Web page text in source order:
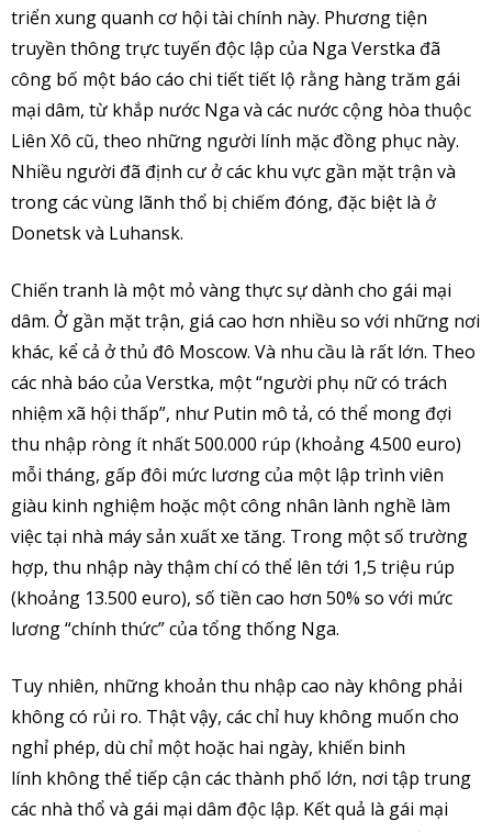
triển xung quanh cơ hội tài chính này. Phương tiện
truyền thông trực tuyến độc lập của Nga Verstka đã
công bố một báo cáo chi tiết tiết lộ rằng hàng trăm gái
mại dâm, từ khắp nước Nga và các nước cộng hòa thuộc
Liên Xô cũ, theo những người lính mặc đồng phục này.
Nhiều người đã định cư ở các khu vực gần mặt trận và
trong các vùng lãnh thổ bị chiếm đóng, đặc biệt là ở
Donetsk và Luhansk.
Chiến tranh là một mỏ vàng thực sự dành cho gái mại
dâm. Ở gần mặt trận, giá cao hơn nhiều so với những nơi
khác, kể cả ở thủ đô Moscow. Và nhu cầu là rất lớn. Theo
các nhà báo của Verstka, một “người phụ nữ có trách
nhiệm xã hội thấp”, như Putin mô tả, có thể mong đợi
thu nhập ròng ít nhất 500.000 rúp (khoảng 4.500 euro)
mỗi tháng, gấp đôi mức lương của một lập trình viên
giàu kinh nghiệm hoặc một công nhân lành nghề làm
việc tại nhà máy sản xuất xe tăng. Trong một số trường
hợp, thu nhập này thậm chí có thể lên tới 1,5 triệu rúp
(khoảng 13.500 euro), số tiền cao hơn 50% so với mức
lương “chính thức” của tổng thống Nga.
Tuy nhiên, những khoản thu nhập cao này không phải
không có rủi ro. Thật vậy, các chỉ huy không muốn cho
nghỉ phép, dù chỉ một hoặc hai ngày, khiến binh
lính không thể tiếp cận các thành phố lớn, nơi tập trung
các nhà thổ và gái mại dâm độc lập. Kết quả là gái mại